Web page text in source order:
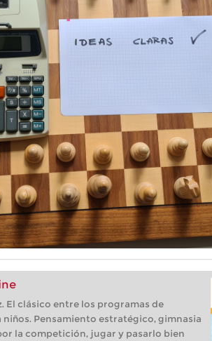
El clásico entre los programas de
niños. Pensamiento estratégico, gimnasia
la competición, jugar y pasarlo bien